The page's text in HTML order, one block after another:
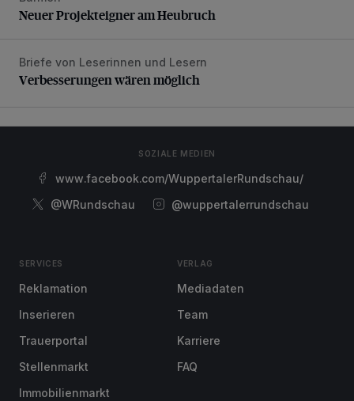
Neuer Projekteigner am Heubruch
Verbesserungen wären möglich
Briefe von Leserinnen und Lesern
Verbesserungen wären möglich
SOZIALE MEDIEN
www.facebook.com/WuppertalerRundschau/
@WRundschau
@wuppertalerrundschau
SERVICES
Reklamation
Inserieren
Trauerportal
Stellenmarkt
Immobilienmarkt
VERLAG
Mediadaten
Team
Karriere
FAQ